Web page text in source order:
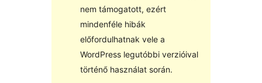
nem támogatott, ezért
mindenféle hibák
előfordulhatnak vele a
WordPress legutóbbi verzióival
történő használat során.